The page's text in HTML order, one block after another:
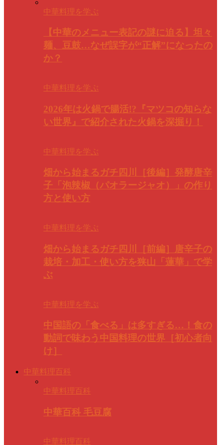
中華料理を学ぶ
【中華のメニュー表記の謎に迫る】坦々
麺、豆鼓…なぜ誤字が“正解”になったの
か？
中華料理を学ぶ
2026年は火鍋で腸活!?『マツコの知らな
い世界』で紹介された火鍋を深掘り！
中華料理を学ぶ
畑から始まるガチ四川［後編］発酵唐辛
子「泡辣椒（パオラージャオ）」の作り
方と使い方
中華料理を学ぶ
畑から始まるガチ四川［前編］唐辛子の
栽培・加工・使い方を狭山「蓮華」で学
ぶ
中華料理を学ぶ
中国語の「食べる」は多すぎる…！食の
動詞で味わう中国料理の世界［初心者向
け］
中華料理百科
中華料理百科
中華百科 毛豆腐
中華料理百科